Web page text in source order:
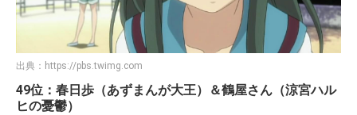
出典： https://pbs.twimg.com
49位：春日歩（あずまんが大王）＆鶴屋さん（涼宮ハル
ヒの憂鬱）